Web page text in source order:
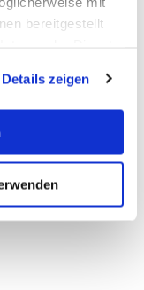
bereitgestellt
nutzen.
Details zeigen